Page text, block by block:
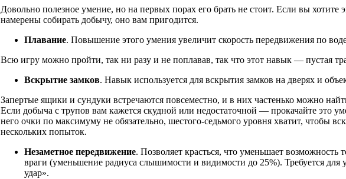
Довольно полезное умение, но на первых порах его брать не стоит. Если вы хотите
намерены собирать добычу, оно вам пригодится.
Плавание. Повышение этого умения увеличит скорость передвижения по
Всю игру можно пройти, так ни разу и не поплавав, так что этот навык — пустая
Вскрытие замков. Навык используется для вскрытия замков на дверях и
Запертые ящики и сундуки встречаются повсеместно, и в них частенько можно
Если добыча с трупов вам кажется скудной или недостаточной — прокачайте это
него очки по максимуму не обязательно, шестого-седьмого уровня хватит, чтобы
нескольких попыток.
Незаметное передвижение. Позволяет красться, что уменьшает возможность
враги (уменьшение радиуса слышимости и видимости до 25%). Требуется для
удар».